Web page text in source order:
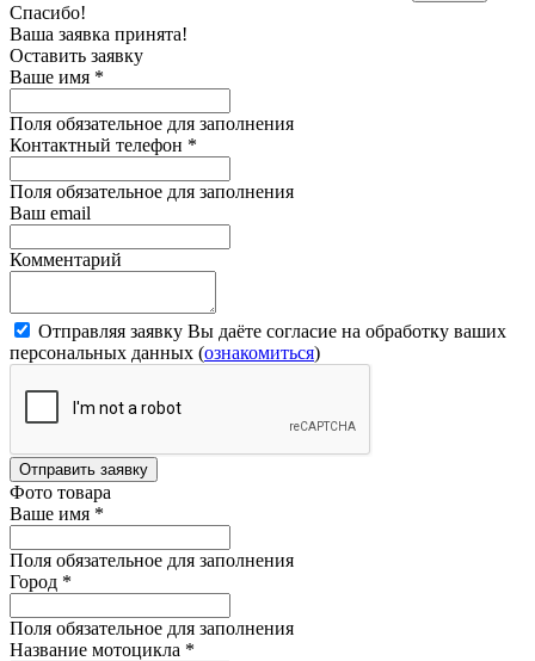
Спасибо!
Ваша заявка принята!
Оставить заявку
Ваше имя *
Поля обязательное для заполнения
Контактный телефон *
Поля обязательное для заполнения
Ваш email
Комментарий
Отправляя заявку Вы даёте согласие на обработку ваших
персональных данных (ознакомиться)
Отправить заявку
Фото товара
Ваше имя *
Поля обязательное для заполнения
Город *
Поля обязательное для заполнения
Название мотоцикла *